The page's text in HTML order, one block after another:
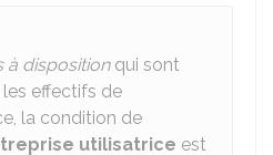
à dispositionqui sont
effectifs de
la condition de
utilisatrice est